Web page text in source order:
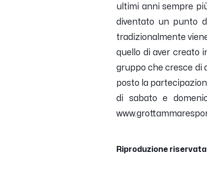
ultimi anni sempre
diventato un punto
tradizionalmente
quello di aver creato
gruppo che cresce di
posto la
di sabato e
Riproduzione riservata